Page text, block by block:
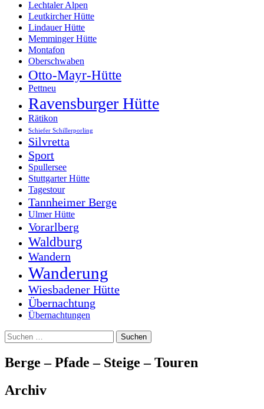
Lechtaler Alpen
Leutkircher Hütte
Lindauer Hütte
Memminger Hütte
Montafon
Oberschwaben
Otto-Mayr-Hütte
Pettneu
Ravensburger Hütte
Rätikon
Schiefer Schillerporling
Silvretta
Sport
Spullersee
Stuttgarter Hütte
Tagestour
Tannheimer Berge
Ulmer Hütte
Vorarlberg
Waldburg
Wandern
Wanderung
Wiesbadener Hütte
Übernachtung
Übernachtungen
Suchen
nach:
Berge – Pfade – Steige – Touren
Archiv